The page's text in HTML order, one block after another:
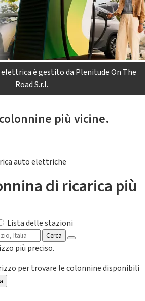
è gestito da Plenitude On The
Road S.r.l.
più vicine.
auto elettriche
di ricarica più
Lista delle stazioni
Cerca
più preciso.
per trovare le colonnine disponibili